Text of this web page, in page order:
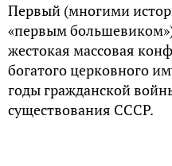
Первый (многими
«первым
жестокая массовая
богатого церковного
годы гражданской
существования СССР.